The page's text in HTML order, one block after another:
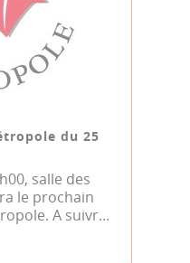
du 25
salle des
le prochain
A suivr...